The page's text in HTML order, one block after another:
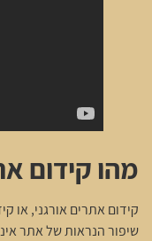
מהו קידום
קידום אתרים אורגני, או